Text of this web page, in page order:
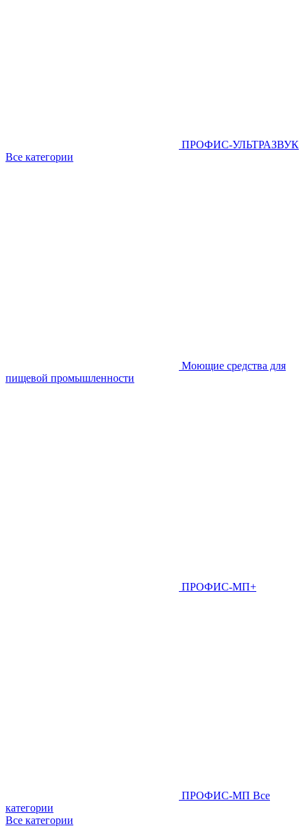
ПРОФИС-УЛЬТРАЗВУК
Все категории
Моющие средства для
пищевой промышленности
ПРОФИС-МП+
ПРОФИС-МП Все
категории
Все категории